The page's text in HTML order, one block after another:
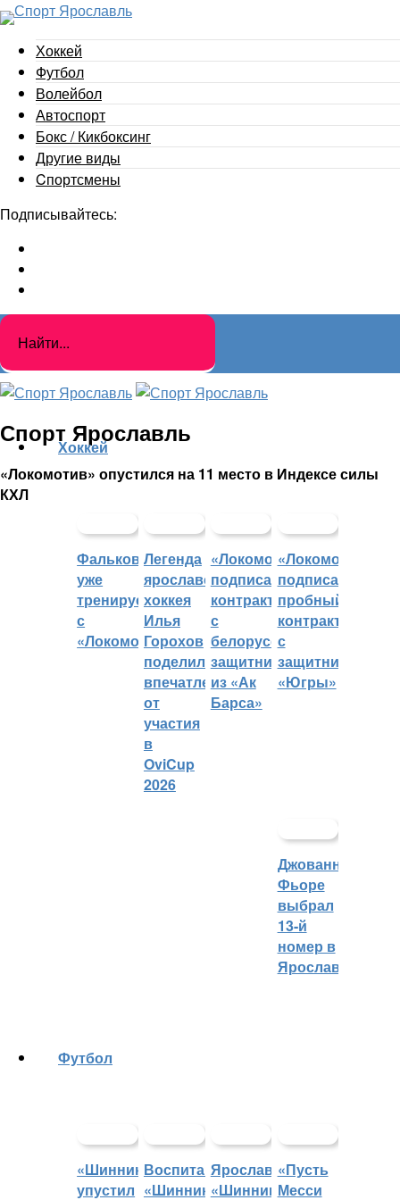
Хоккей
Футбол
Волейбол
Автоспорт
Бокс / Кикбоксинг
Другие виды
Cпортсмены
Подписывайтесь:
Спорт Ярославль
«Локомотив» опустился на 11 место в Индексе силы
КХЛ
Хоккей
Фальковский
уже
тренируется
с
«Локомотивом»
Легенда
ярославского
хоккея
Илья
Горохов
поделился
впечатлениями
от
участия
в
OviCup
2026
«Локомотив»
подписал
контракт
с
белорусским
защитником
из «Ак
Барса»
«Локомотив»
подписал
пробный
контракт
с
защитником
«Югры»
Джованни
Фьоре
выбрал
13-й
номер в
Ярославле
Футбол
«Шинник»
упустил
Воспитанники
«Шинника»
Ярославский
«Шинник»
«Пусть
Месси